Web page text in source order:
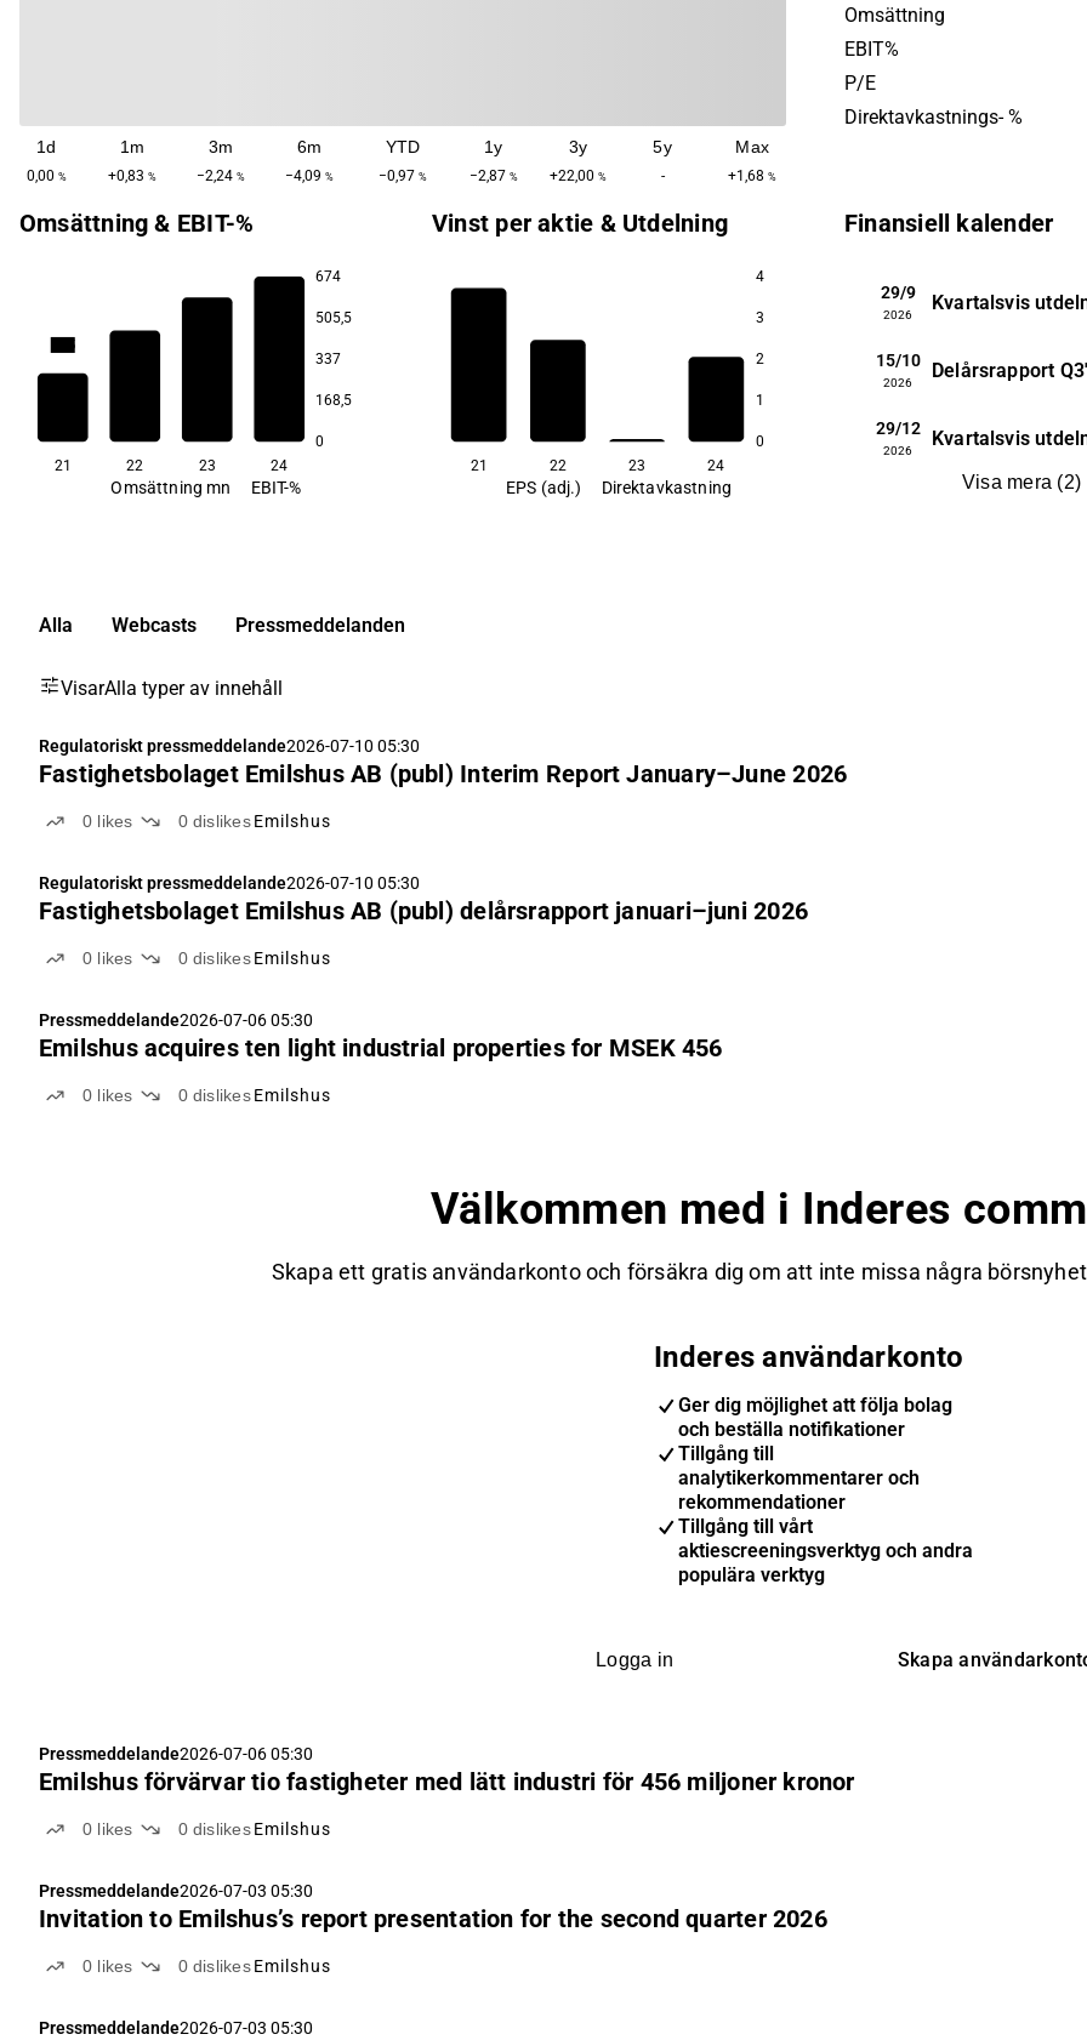
1d
0,00 %
1m
+0,83 %
3m
−2,24 %
6m
−4,09 %
YTD
−0,97 %
1y
−2,87 %
3y
+22,00 %
5y
-
Max
+1,68 %
tyngdpunkt ligger i lätt
industriservice/proffshandel
och dagligvaruhandel.
Omsättning
EBIT%
P/E
Direktavkastnings- %
Omsättning & EBIT-%
674
505,5
337
168,5
0
81,5
21 22 23 24
Omsättning mn EBIT-%
Vinst per aktie & Utdelning
4
3
2
1
0
21
22 23 24
EPS (adj.) Direktavkastning
Finansiell kalender
29/9
2026
Kvartalsvis
15/10
2026
Delårsrapport
29/12
2026
Kvartalsvis
Visa mera (2)
Alla Webcasts Pressmeddelanden
VisarAlla typer av innehåll
Regulatoriskt pressmeddelande2026-07-10 05:30
Fastighetsbolaget Emilshus AB (publ) Interim Report January–June 2026
0 likes 0 dislikes Emilshus
Regulatoriskt pressmeddelande2026-07-10 05:30
Fastighetsbolaget Emilshus AB (publ) delårsrapport januari–juni 2026
0 likes 0 dislikes Emilshus
Pressmeddelande2026-07-06 05:30
Emilshus acquires ten light industrial properties for MSEK 456
0 likes 0 dislikes Emilshus
Välkommen med i Inderes
Skapa ett gratis användarkonto och försäkra dig om att inte missa några
Inderes användarkonto
Ger dig möjlighet att följa bolag
och beställa notifikationer
Tillgång till
analytikerkommentarer och
rekommendationer
Tillgång till vårt
aktiescreeningsverktyg och andra
populära verktyg
Logga in Skapa
Pressmeddelande2026-07-06 05:30
Emilshus förvärvar tio fastigheter med lätt industri för 456 miljoner kronor
0 likes 0 dislikes Emilshus
Pressmeddelande2026-07-03 05:30
Invitation to Emilshus’s report presentation for the second quarter 2026
0 likes 0 dislikes Emilshus
Pressmeddelande2026-07-03 05:30